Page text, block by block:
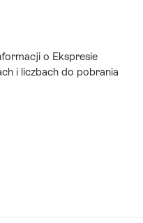
o Ekspresie
i liczbach do pobrania